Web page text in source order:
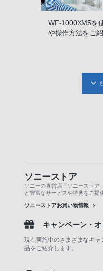
WF-1000XM5を
や操作方法をご
ソニーストア
ソニーの直営店「ソニーストア
ど豊富なサービスや特典をご提
ソニーストアお買い物情報
キャンペーン・
現在実施中のさまざまなキ
品をご紹介します。